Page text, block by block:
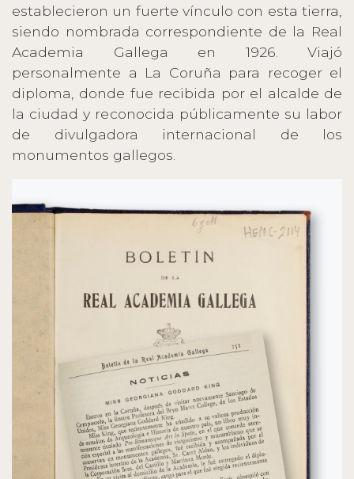
establecieron un fuerte vínculo con esta tierra,
siendo nombrada correspondiente de la Real
Academia Gallega en 1926. Viajó
personalmente a La Coruña para recoger el
diploma, donde fue recibida por el alcalde de
la ciudad y reconocida públicamente su labor
de divulgadora internacional de los
monumentos gallegos.